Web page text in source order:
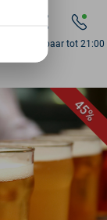
Bereikbaar tot 21:00
45%